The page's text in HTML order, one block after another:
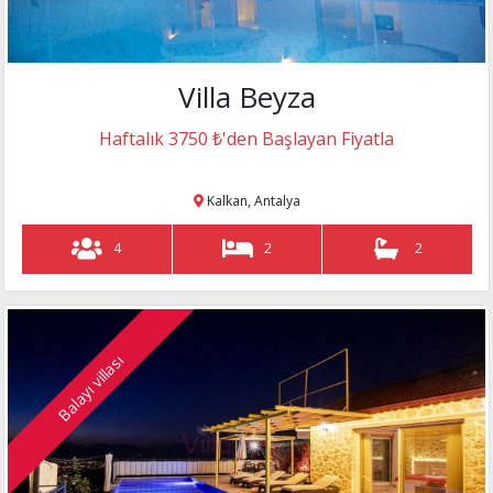
deniz manzaralı
Haftalık 19000 ₺
akbel mah., Kalkan, Antalya
12
muhafazakar villa
Haftalık 8950 ₺
akbel mah., Kalkan, Antalya
12 6 6
lüks villa
Villa Naz
Haftalık 19200 ₺
kalkan kalamar., Kalkan, Antalya
Villa Beyza
Haftalık 3750 ₺'den Başlayan Fiyatla
Kalkan, Antalya
4 2 2
Balayı villası